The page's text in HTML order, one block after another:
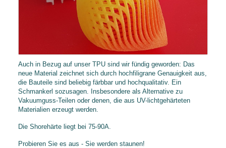
​Auch in Bezug auf unser TPU sind wir fündig geworden: Das
neue Material zeichnet sich durch hochfiligrane Genauigkeit aus,
die Bauteile sind beliebig färbbar und hochqualitativ. Ein
Schmankerl sozusagen. Insbesondere als Alternative zu
Vakuumguss-Teilen oder denen, die aus UV-lichtgehärteten
Materialien erzeugt werden.
Die Shorehärte liegt bei 75-90A.
Probieren Sie es aus - Sie werden staunen!